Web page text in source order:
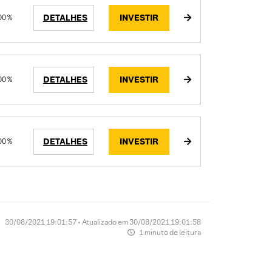
% DETALHES INVESTIR
% DETALHES INVESTIR
% DETALHES INVESTIR
30/08/2021 19:01:57 • Atualizado em 30/08/2021 19:01:58
1 minuto de leitura